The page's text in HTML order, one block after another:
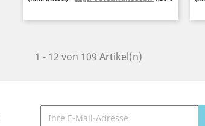
1 - 12 von 109 Artikel(n)